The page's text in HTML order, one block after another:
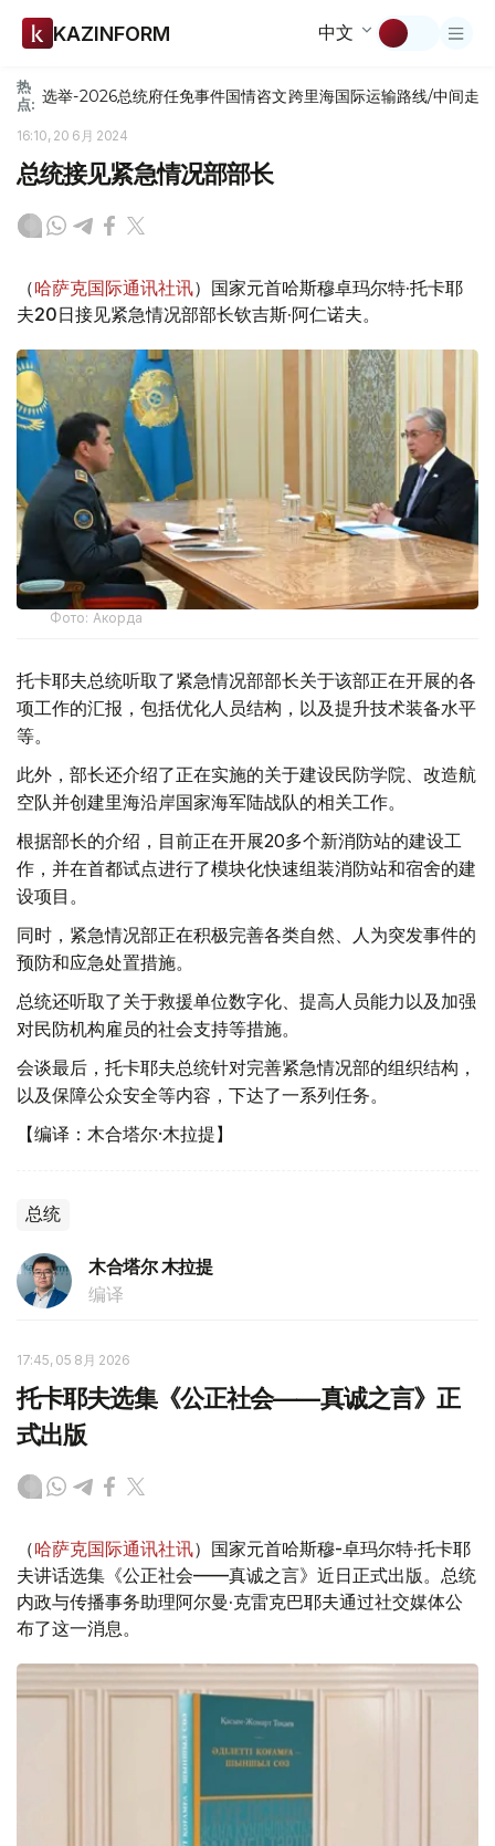
KAZINFORM 中文
热
点: 选举-2026总统府任免事件国情咨文跨里海国际运输路线/中间走廊
16:10, 20 6月 2024
总统接见紧急情况部部长
（哈萨克国际通讯社讯）国家元首哈斯穆卓玛尔特·托卡耶
夫20日接见紧急情况部部长钦吉斯·阿仁诺夫。
Фото: Акорда
托卡耶夫总统听取了紧急情况部部长关于该部正在开展的各
项工作的汇报，包括优化人员结构，以及提升技术装备水平
等。
此外，部长还介绍了正在实施的关于建设民防学院、改造航
空队并创建里海沿岸国家海军陆战队的相关工作。
根据部长的介绍，目前正在开展20多个新消防站的建设工
作，并在首都试点进行了模块化快速组装消防站和宿舍的建
设项目。
同时，紧急情况部正在积极完善各类自然、人为突发事件的
预防和应急处置措施。
总统还听取了关于救援单位数字化、提高人员能力以及加强
对民防机构雇员的社会支持等措施。
会谈最后，托卡耶夫总统针对完善紧急情况部的组织结构，
以及保障公众安全等内容，下达了一系列任务。
【编译：木合塔尔·木拉提】
总统
木合塔尔 木拉提
编译
17:45, 05 8月 2026
托卡耶夫选集《公正社会——真诚之言》正
式出版
（哈萨克国际通讯社讯）国家元首哈斯穆-卓玛尔特·托卡耶
夫讲话选集《公正社会——真诚之言》近日正式出版。总统
内政与传播事务助理阿尔曼·克雷克巴耶夫通过社交媒体公
布了这一消息。